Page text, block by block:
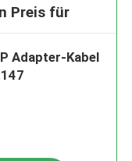
Preis für
Adapter-Kabel